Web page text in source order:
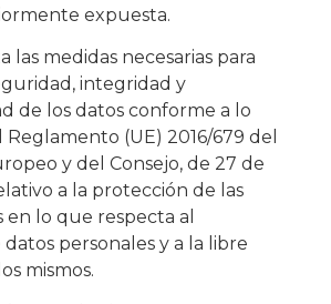
expuesta.
las medidas necesarias para
integridad y
de los datos conforme a lo
(UE) 2016/679 del
y del Consejo, de 27 de
a la protección de las
en lo que respecta al
personales y a la libre
mismos.